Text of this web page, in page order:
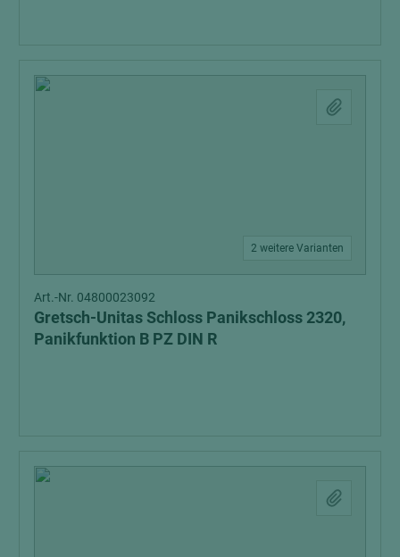
2 weitere Varianten
Art.-Nr. 04800023092
Gretsch-Unitas Schloss Panikschloss 2320,
Panikfunktion B PZ DIN R